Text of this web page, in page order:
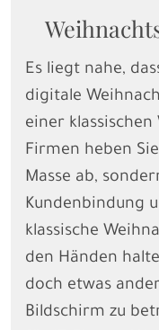
Es liegt nahe,
digitale
einer
Firmen heben
Masse ab,
Kundenbindung
klassische
den Händen
doch etwas
Bildschirm zu